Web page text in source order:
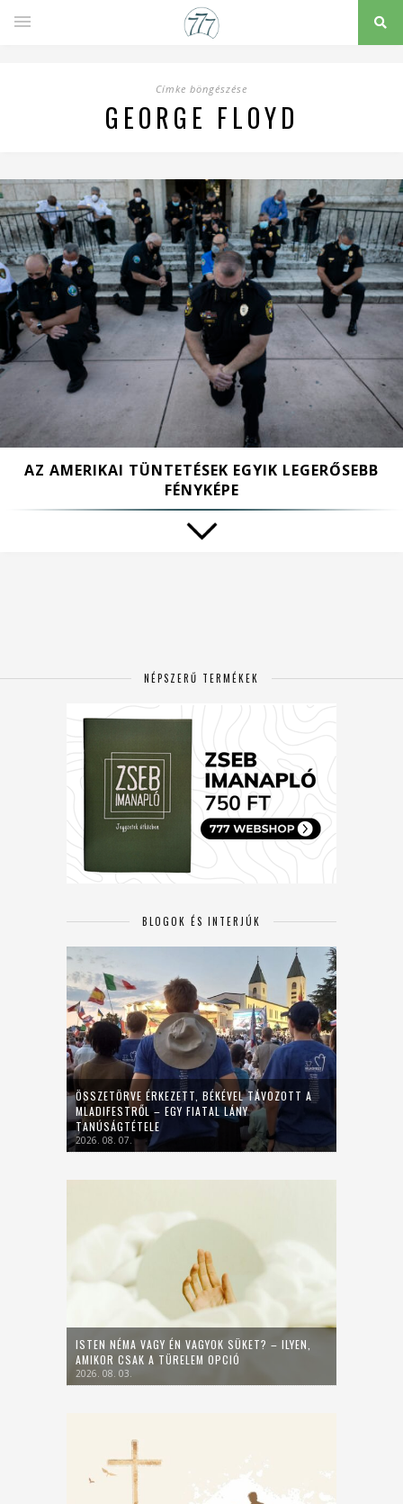
Címke böngészése
GEORGE FLOYD
AZ AMERIKAI TÜNTETÉSEK EGYIK LEGERŐSEBB
FÉNYKÉPE
NÉPSZERŰ TERMÉKEK
BLOGOK ÉS INTERJÚK
ÖSSZETÖRVE ÉRKEZETT, BÉKÉVEL TÁVOZOTT A
MLADIFESTRŐL – EGY FIATAL LÁNY
TANÚSÁGTÉTELE
2026. 08. 07.
ISTEN NÉMA VAGY ÉN VAGYOK SÜKET? – ILYEN,
AMIKOR CSAK A TÜRELEM OPCIÓ
2026. 08. 03.